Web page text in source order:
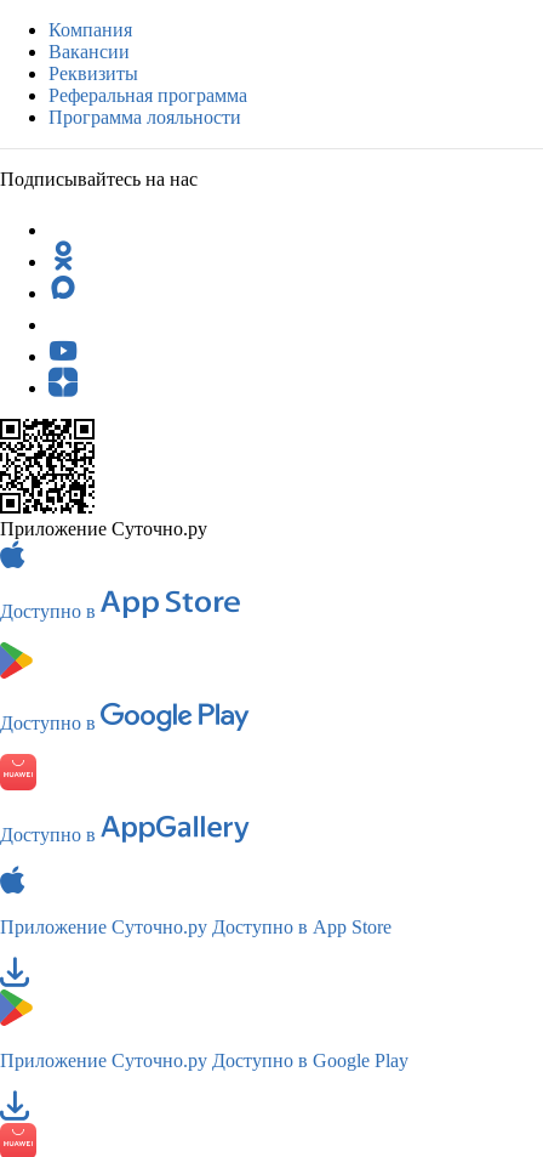
Компания
Вакансии
Реквизиты
Реферальная программа
Программа лояльности
Подписывайтесь на нас
Приложение Суточно.ру
Доступно в
Доступно в
Доступно в
Приложение Суточно.ру Доступно в App Store
Приложение Суточно.ру Доступно в Google Play